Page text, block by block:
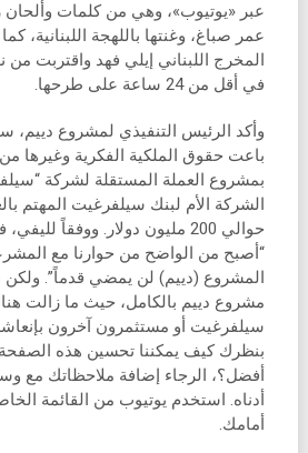
عبر «يوتيوب»، وهي من كلمات وألحان
عمر صباغ، وغنتها باللهجة اللبنانية،
المخرج اللبناني إيلي فهد واقتربت
في أقل من 24 ساعة على طرحها.
وأكد الرئيس التنفيذي لمشروع دييم،
باعت حقوق الملكية الفكرية وغيرها
بمشروع العملة المستقلة لشركة
الشركة الأم لبنك سيلفرغيت المهتم
حوالي 200 مليون دولار. ووفقاً
“أصبح من الواضح من حوارنا مع
المشروع (دييم) لن يمضي قدماً”. ولكن
مشروع دييم بالكامل، حيث ما زالت
سيلفرغيت أو مستثمرون آخرون
بنظرك كيف يمكننا تحسين هذه
أفضل؟، الرجاء إضافة ملاحظاتك مع
أدناه. استخدم يوتيوب من القائمة
أمامك.